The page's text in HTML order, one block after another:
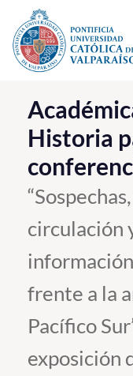
Click acá para ir
La Universidad
Investigación,
PUCV Internacional
Vinculación con el
Admisión
Historia
circulación
frente a la
Pacífico
exposición